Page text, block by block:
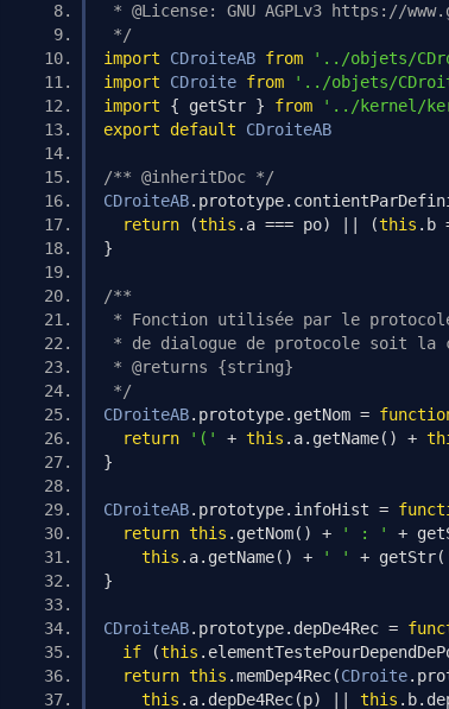
* @License: GNU AGPLv3 https://
*/
import
CDroiteAB from
'../objets/
import
CDroite from
'../objets/
import
{ getStr } from
'../kernel/
export
default CDroiteAB
/** @inheritDoc */
CDroiteAB. prototype.
return
(this . a === po) (this . b
}
/**
* Fonction utilisée par le
* de dialogue de protocole soit la
* @returns {string}
*/
CDroiteAB. prototype. getNom =
return
'(' + this . a. getName() +
}
CDroiteAB. prototype. infoHist =
return this . getNom() + ' : ' +
this . a. getName() + ' ' + getStr(
}
CDroiteAB. prototype. depDe4Rec =
if
(this .
return this .memDep4Rec(CDroite.
this . a. depDe4Rec(p) this . b.